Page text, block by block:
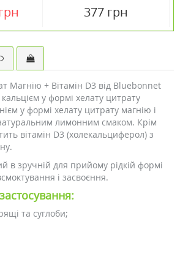
377 грн
Магнію + Вітамін D3 від Bluebonnet
у формі хелату цитрату
у формі хелату цитрату магнію і
лимонним смаком. Крім
вітамін D3 (холекальциферол) з
в зручній для прийому рідкій формі
і засвоєння.
та суглоби;